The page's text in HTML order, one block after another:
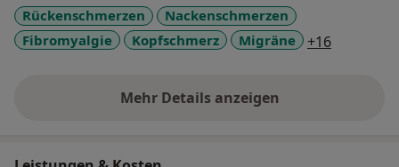
Rückenschmerzen
Nackenschmerzen
Fibromyalgie
Kopfschmerz Migräne +16
Mehr Details anzeigen
über Erfahrungen